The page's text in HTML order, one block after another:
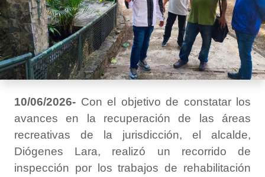
10/06/2026- Con el objetivo de constatar los
avances en la recuperación de las áreas
recreativas de la jurisdicción, el alcalde,
Diógenes Lara, realizó un recorrido de
inspección por los trabajos de rehabilitación